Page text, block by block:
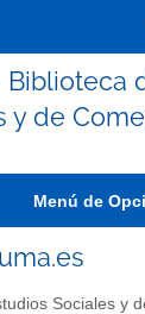
y de
Menú de
Sociales y